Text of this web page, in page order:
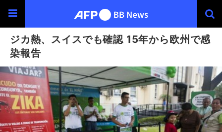
ジカ熱、スイスでも確認 15年から欧州で感
染報告